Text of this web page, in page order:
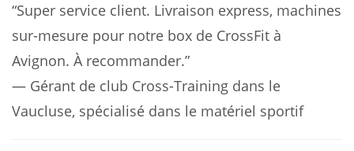
“Super service client. Livraison express, machines
sur-mesure pour notre box de CrossFit à
Avignon. À recommander.”
— Gérant de club Cross-Training dans le
Vaucluse, spécialisé dans le matériel sportif